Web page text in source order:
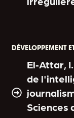
DÉVELOPPEMENT
El‑Attar,
de
Sciences